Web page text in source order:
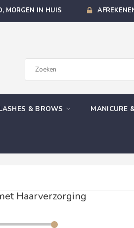
MORGEN IN HUIS
& BROWS MANICURE
Haarverzorging